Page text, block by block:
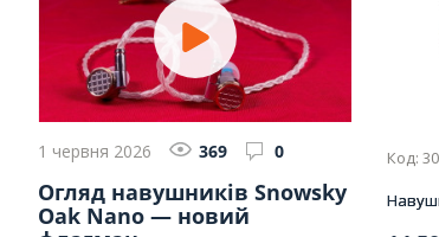
1 червня 2026 369 0
Огляд навушників Snowsky
Oak Nano — новий
Код: